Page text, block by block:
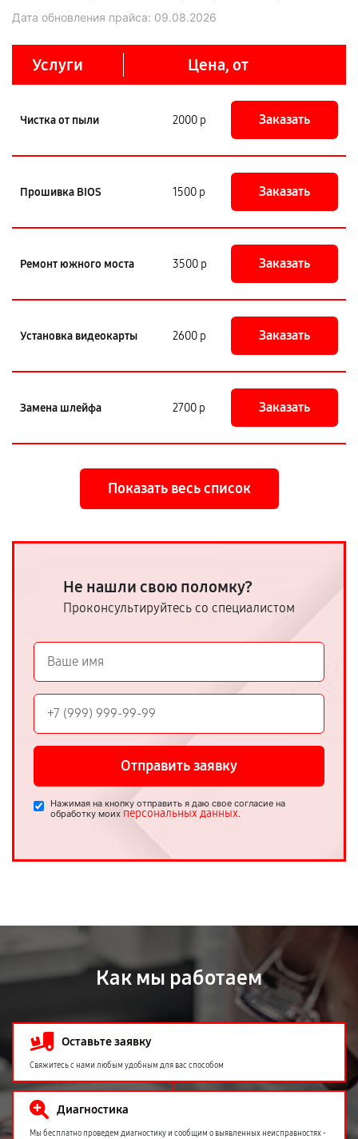
Дата обновления прайса: 09.08.2026
Услуги Цена, от
Чистка от пыли 2000 р Заказать
Прошивка BIOS 1500 р Заказать
Ремонт южного моста 3500 р Заказать
Установка видеокарты 2600 р Заказать
Замена шлейфа 2700 р Заказать
Показать весь список
Не нашли свою поломку?
Проконсультируйтесь со специалистом
Отправить заявку
Нажимая на кнопку отправить я даю свое согласие на
обработку моих персональных данных.
Как мы работаем
Оставьте заявку
Свяжитесь с нами любым удобным для вас способом
Диагностика
Мы бесплатно проведем диагностику и сообщим о выявленных неисправностях -